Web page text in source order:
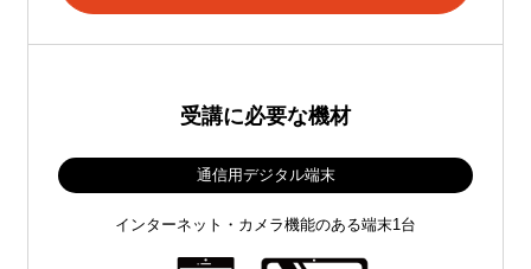
受講に必要な機材
通信用デジタル端末
インターネット・カメラ機能のある端末1台